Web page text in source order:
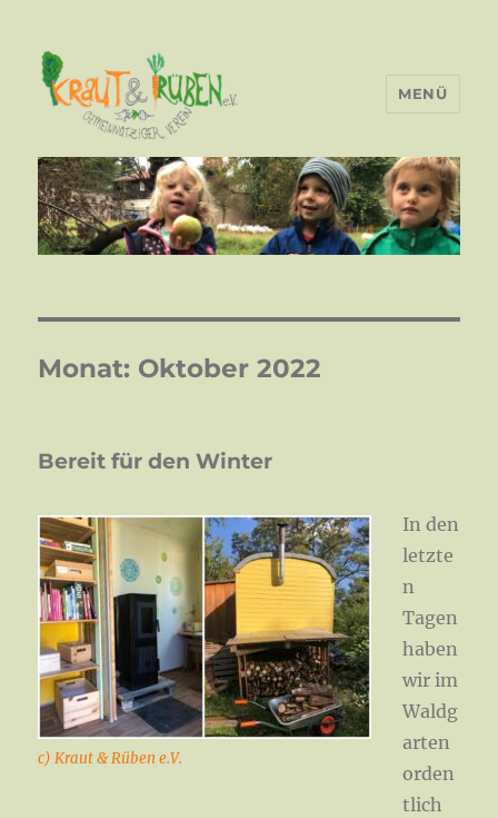
MENÜ
Monat: Oktober 2022
Bereit für den Winter
c) Kraut & Rüben e.V.
In den
letzte
n
Tagen
haben
wir im
Waldg
arten
orden
tlich